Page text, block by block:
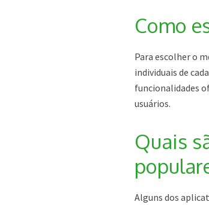
Como
Para escolher o
individuais de
funcionalidades
usuários.
Quais
Alguns dos